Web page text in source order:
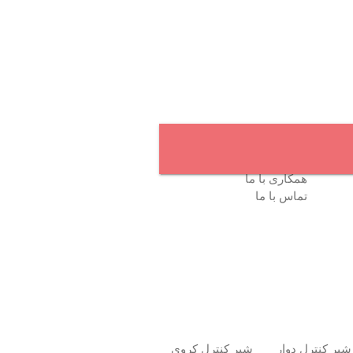
همکاری با ما
تماس با ما
شیر کنترل کروی شیر کنترل دوار